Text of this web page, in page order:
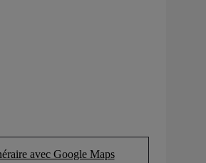
avec Google Maps